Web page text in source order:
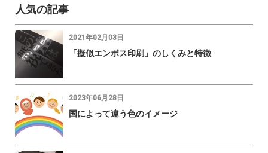
人気の記事
2021年02月03日
「擬似エンボス印刷」のしくみと特徴
2023年06月28日
国によって違う色のイメージ